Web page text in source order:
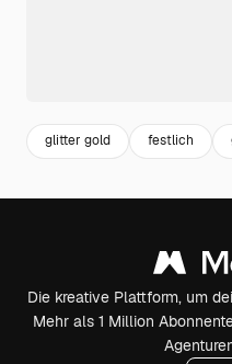
glitter gold festlich
Die kreative Plattform, um
Mehr als 1 Million